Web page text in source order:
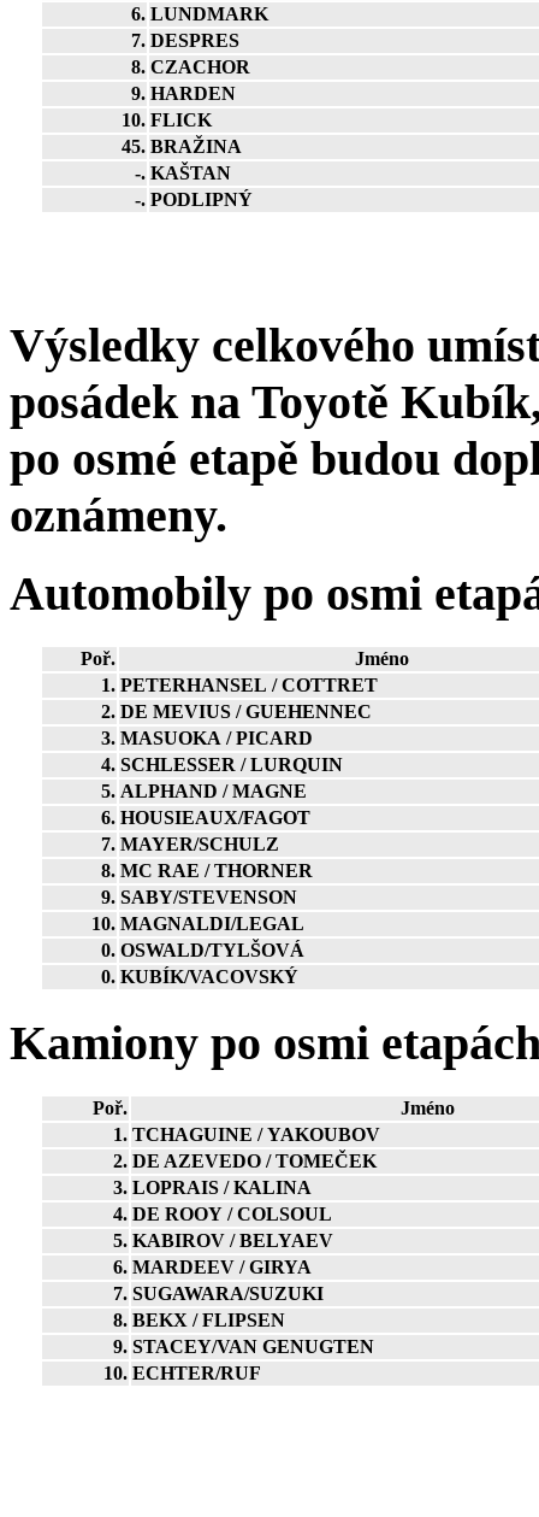
6. LUNDMARK
7. DESPRES
8. CZACHOR
9. HARDEN
10. FLICK
45. BRAŽINA
-. KAŠTAN
-. PODLIPNÝ
Výsledky celkového
posádek na Toyotě
po osmé etapě budou
oznámeny.
Automobily po osmi
Poř.
Jméno
1. PETERHANSEL / COTTRET
2. DE MEVIUS / GUEHENNEC
3. MASUOKA / PICARD
4. SCHLESSER / LURQUIN
5. ALPHAND / MAGNE
6. HOUSIEAUX/FAGOT
7. MAYER/SCHULZ
8. MC RAE / THORNER
9. SABY/STEVENSON
10. MAGNALDI/LEGAL
0. OSWALD/TYLŠOVÁ
0. KUBÍK/VACOVSKÝ
Kamiony po osmi
Poř.
Jméno
1. TCHAGUINE / YAKOUBOV
2. DE AZEVEDO / TOMEČEK
3. LOPRAIS / KALINA
4. DE ROOY / COLSOUL
5. KABIROV / BELYAEV
6. MARDEEV / GIRYA
7. SUGAWARA/SUZUKI
8. BEKX / FLIPSEN
9. STACEY/VAN GENUGTEN
10. ECHTER/RUF